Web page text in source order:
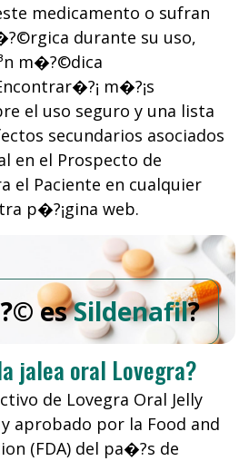
medicamento o sufran
durante su uso,
m�?©dica
m�?¡s
el uso seguro y una lista
secundarios asociados
en el Prospecto de
el Paciente en cualquier
p�?¡gina web.
esSildenafil?
jalea oral Lovegra?
de Lovegra Oral Jelly
aprobado por la Food and
(FDA) del pa�?­s de